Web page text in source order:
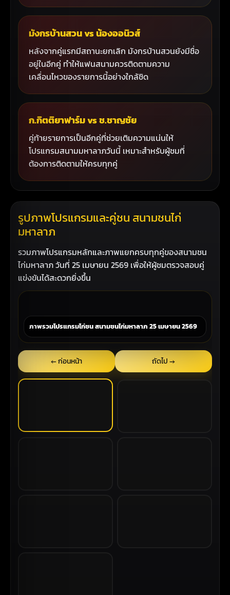
มังกรบ้านสวน vs น้องออนิวส์
หลังจากคู่แรกมีสถานะยกเลิก มังกรบ้านสวนยังมีชื่อ
อยู่ในอีกคู่ ทำให้แฟนสนามควรติดตามความ
เคลื่อนไหวของรายการนี้อย่างใกล้ชิด
ก.กิตติยาฟาร์ม vs ช.ชาญชัย
คู่ท้ายรายการเป็นอีกคู่ที่ช่วยเติมความแน่นให้
โปรแกรมสนามมหาลาภวันนี้ เหมาะสำหรับผู้ชมที่
ต้องการติดตามให้ครบทุกคู่
รูปภาพโปรแกรมและคู่ชน สนามชนไก่
มหาลาภ
รวมภาพโปรแกรมหลักและภาพแยกครบทุกคู่ของสนามชน
ไก่มหาลาภ วันที่ 25 เมษายน 2569 เพื่อให้ผู้ชมตรวจสอบคู่
แข่งขันได้สะดวกยิ่งขึ้น
ภาพรวมโปรแกรมไก่ชน สนามชนไก่มหาลาภ 25 เมษายน 2569
← ก่อนหน้า ถัดไป →